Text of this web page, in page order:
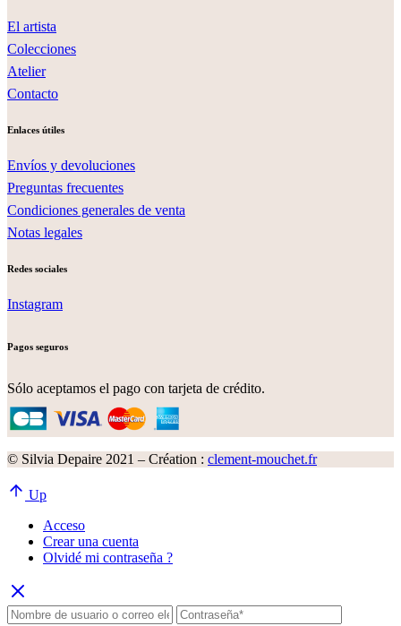
El artista
Colecciones
Atelier
Contacto
Enlaces útiles
Envíos y devoluciones
Preguntas frecuentes
Condiciones generales de venta
Notas legales
Redes sociales
Instagram
Pagos seguros
Sólo aceptamos el pago con tarjeta de crédito.
© Silvia Depaire 2021 – Création : clement-mouchet.fr
Up
Acceso
Crear una cuenta
Olvidé mi contraseña ?